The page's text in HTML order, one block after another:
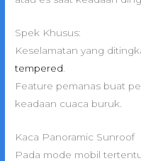
Spek Khusus:
Keselamatan yang
tempered
Feature pemanas buat
keadaan cuaca buruk.
Kaca Panoramic Sunroof
Pada mode mobil